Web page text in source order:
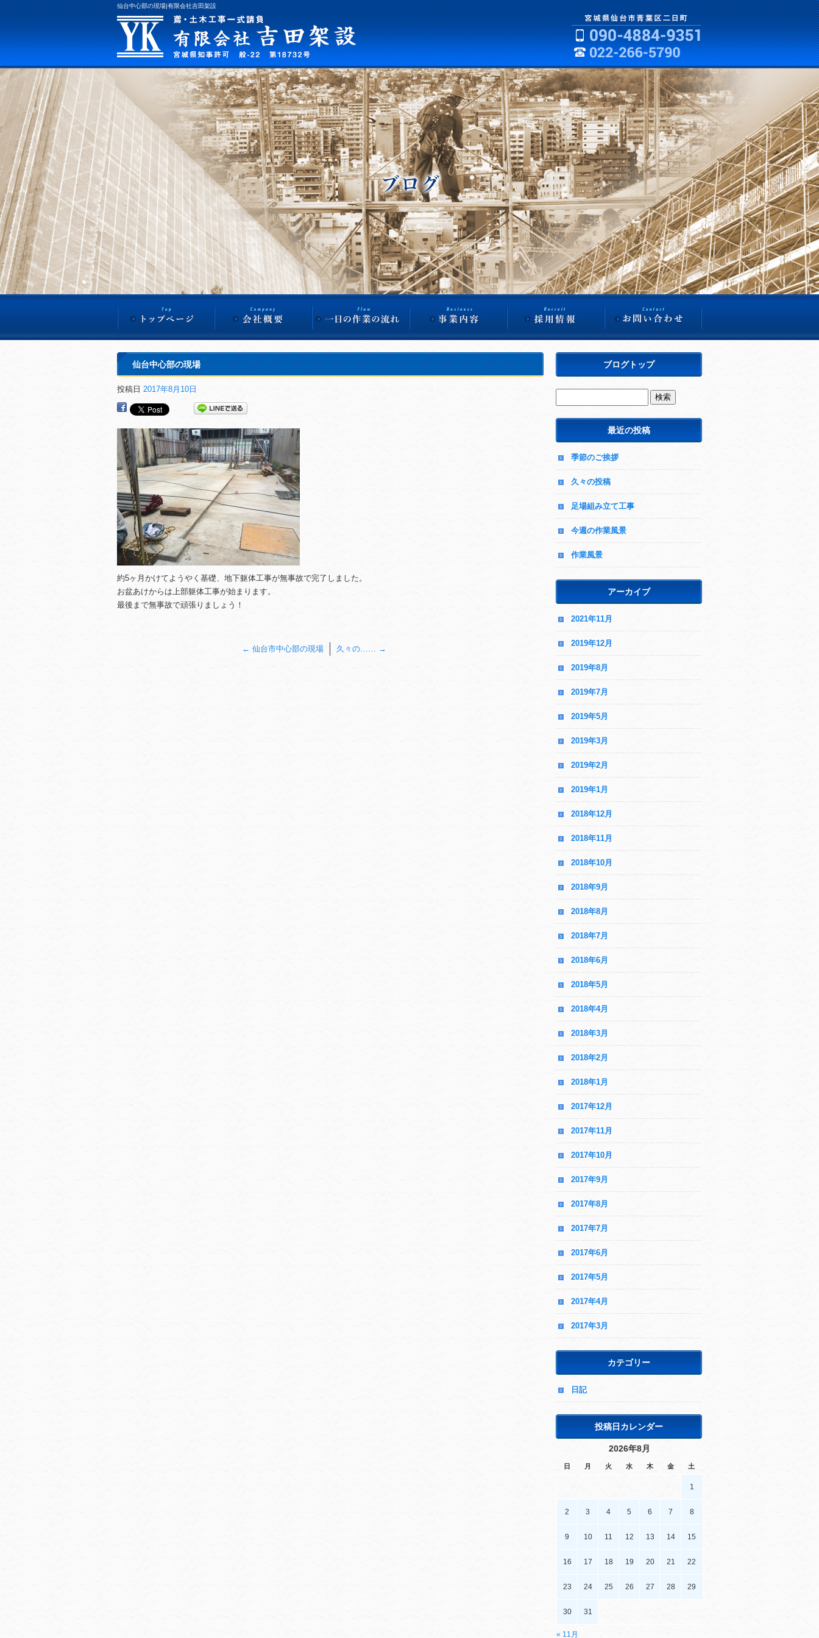
仙台中心部の現場|有限会社吉田架設
仙台中心部の現場
投稿日 2017年8月10日
約5ヶ月かけてようやく基礎、地下躯体工事が無事故で完了しました。
お盆あけからは上部躯体工事が始まります。
最後まで無事故で頑張りましょう！
← 仙台市中心部の現場 久々の…… →
ブログトップ
最近の投稿
季節のご挨拶
久々の投稿
足場組み立て工事
今週の作業風景
作業風景
アーカイブ
2021年11月
2019年12月
2019年8月
2019年7月
2019年5月
2019年3月
2019年2月
2019年1月
2018年12月
2018年11月
2018年10月
2018年9月
2018年8月
2018年7月
2018年6月
2018年5月
2018年4月
2018年3月
2018年2月
2018年1月
2017年12月
2017年11月
2017年10月
2017年9月
2017年8月
2017年7月
2017年6月
2017年5月
2017年4月
2017年3月
カテゴリー
日記
投稿日カレンダー
2026年8月
日 月 火 水 木 金 土
« 11月
1
2 3 4 5 6 7 8
9 10 11 12 13 14 15
16 17 18 19 20 21 22
23 24 25 26 27 28 29
30 31